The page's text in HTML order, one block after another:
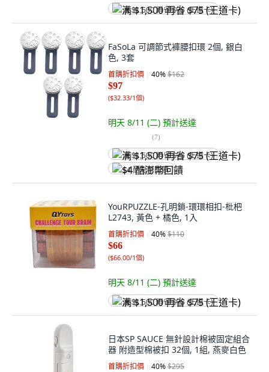
满 $1,500 再省 $75 (王道卡)
FaSoLa 可調節式褲腰扣環 2個, 銀白
色, 3套
首購折扣價 40%$162
$97
($32.33/1個)
明天 8/11 (二) 預計送達
(7)
满 $1,500 再省 $75 (王道卡)
$4 酷澎幣回饋
YouRPUZZLE-孔明鎖-環環相扣-枇杷
L2743, 黃色 + 橘色, 1入
首購折扣價 40%$110
$66
($66.00/1個)
明天 8/11 (二) 預計送達
满 $1,500 再省 $75 (王道卡)
日本SP SAUCE 無針設計棉被固定組合
器 附造型棉被扣 32個, 1組, 燕麥白色
首購折扣價 40%$295